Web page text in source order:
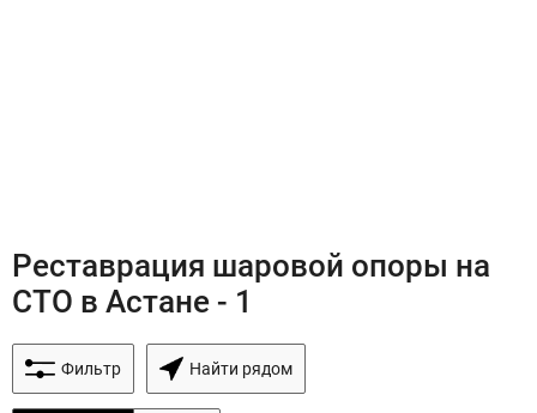
Реставрация шаровой опоры на
СТО в Астане - 1
Фильтр Найти рядом